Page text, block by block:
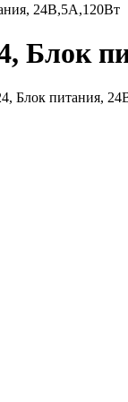
24В,5А,120Вт
Блок